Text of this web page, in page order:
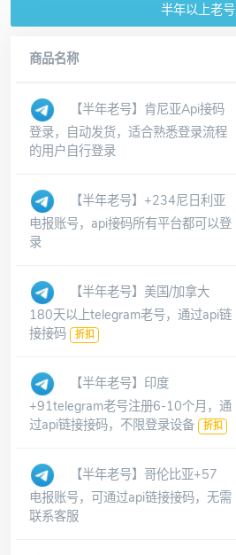
半年以上老号
商品名称
【半年老号】肯尼亚Api接码
登录，自动发货，适合熟悉登录流程
的用户自行登录
【半年老号】+234尼日利亚
电报账号，api接码所有平台都可以登
录
【半年老号】美国/加拿大
180天以上telegram老号，通过api链
接接码 折扣
【半年老号】印度
+91telegram老号注册6-10个月，通
过api链接接码，不限登录设备 折扣
【半年老号】哥伦比亚+57
电报账号，可通过api链接接码，无需
联系客服